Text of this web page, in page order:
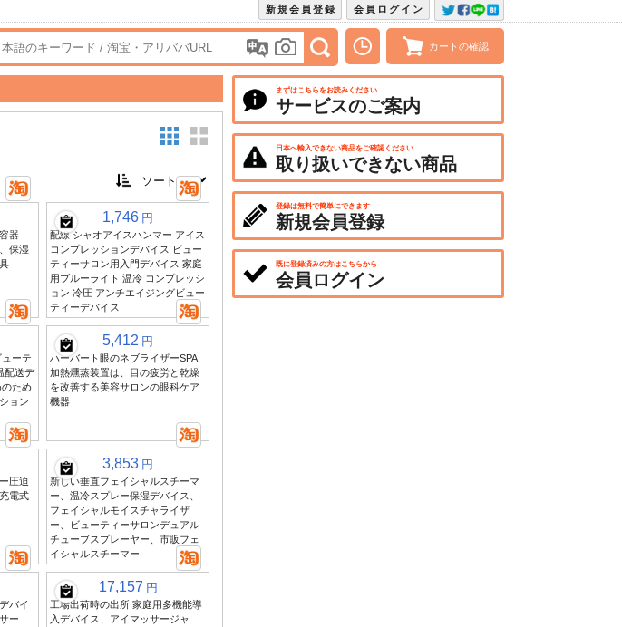
会員ログイン
新規会員登録
カートの確認
器
保湿
1,746 円
配線 シャオアイスハンマー アイス
コンプレッションデバイス ビュー
ティーサロン用入門デバイス 家庭
用ブルーライト 温冷 コンプレッシ
ョン 冷圧 アンチエイジングビュー
ティーデバイス
ーテ
配送デ
ため
ョン
5,412 円
ハーバート眼のネブライザーSPA
加熱燻蒸装置は、目の疲労と乾燥
を改善する美容サロンの眼科ケア
機器
圧迫
電式
3,853 円
新しい垂直フェイシャルスチーマ
ー、温冷スプレー保湿デバイス、
フェイシャルモイスチャライザ
ー、ビューティーサロンデュアル
チューブスプレーヤー、市販フェ
イシャルスチーマー
バイ
ー
17,157 円
工場出荷時の出所:家庭用多機能導
入デバイス、アイマッサージャ
まずはこちらをお読みください
サービスのご案内
日本へ輸入できない商品をご確認ください
取り扱いできない商品
登録は無料で簡単にできます
新規会員登録
既に登録済みの方はこちらから
会員ログイン